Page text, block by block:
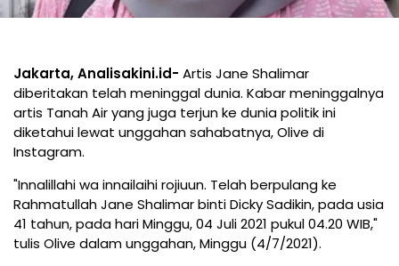
Jakarta, Analisakini.id- Artis Jane Shalimar
diberitakan telah meninggal dunia. Kabar meninggalnya
artis Tanah Air yang juga terjun ke dunia politik ini
diketahui lewat unggahan sahabatnya, Olive di
Instagram.
"Innalillahi wa innailaihi rojiuun. Telah berpulang ke
Rahmatullah Jane Shalimar binti Dicky Sadikin, pada usia
41 tahun, pada hari Minggu, 04 Juli 2021 pukul 04.20 WIB,"
tulis Olive dalam unggahan, Minggu (4/7/2021).